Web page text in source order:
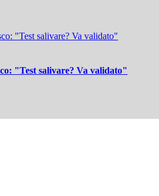
"Test salivare? Va validato"